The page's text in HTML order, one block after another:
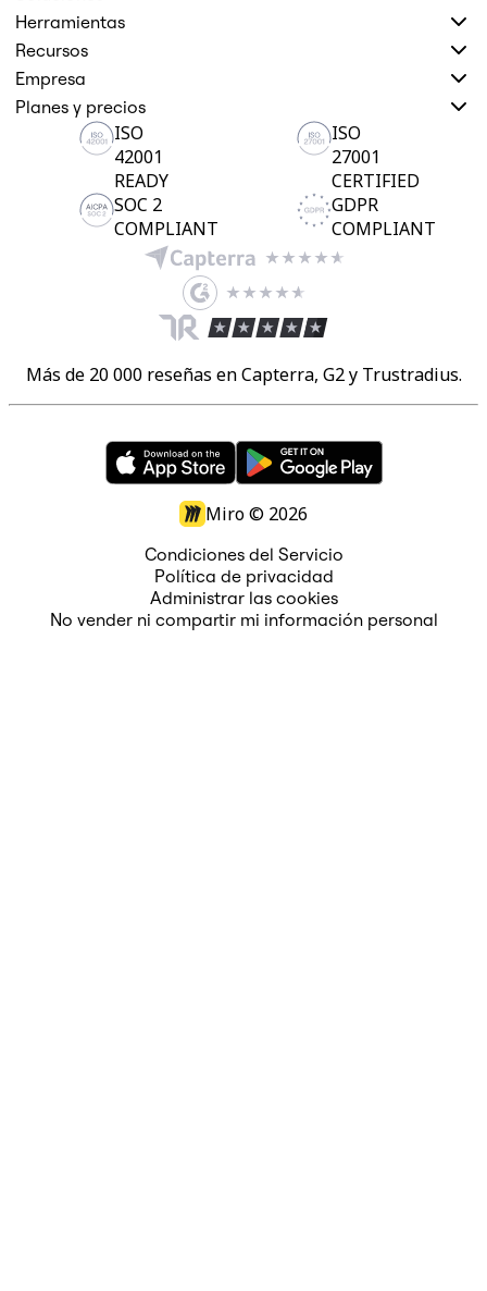
Herramientas
Recursos
Empresa
Planes y precios
ISO
42001
READY
ISO
27001
CERTIFIED
SOC 2
COMPLIANT
GDPR
COMPLIANT
Más de 20 000 reseñas en Capterra, G2 y Trustradius.
Miro © 2026
Condiciones del Servicio
Política de privacidad
Administrar las cookies
No vender ni compartir mi información personal